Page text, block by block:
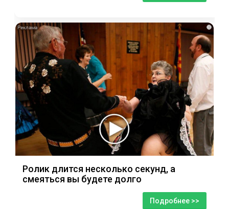
i
Ролик длится несколько секунд, а
смеяться вы будете долго
Подробнее >>